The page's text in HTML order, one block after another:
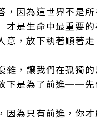
，因為這世界不是
才是生命中最重要
意，放下執著順著
雜，讓我們在孤獨
下是為了前進──先
因為只有前進，你